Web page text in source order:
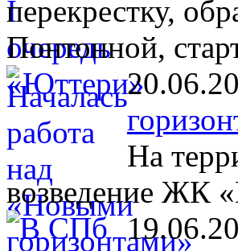
перекрестку,
Понтонной,
На
возведение ЖК